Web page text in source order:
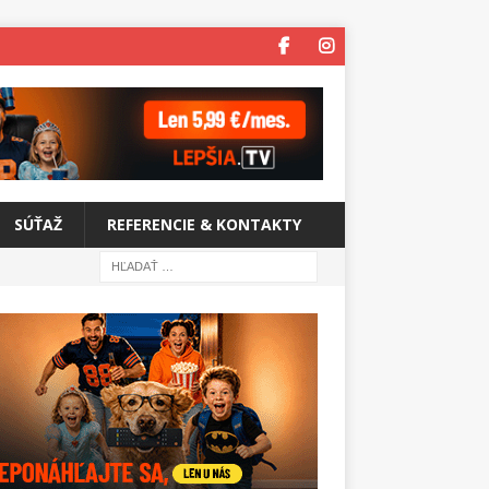
SÚŤAŽ REFERENCIE & KONTAKTY